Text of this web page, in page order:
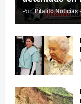
Por: Pitalito Noticias -